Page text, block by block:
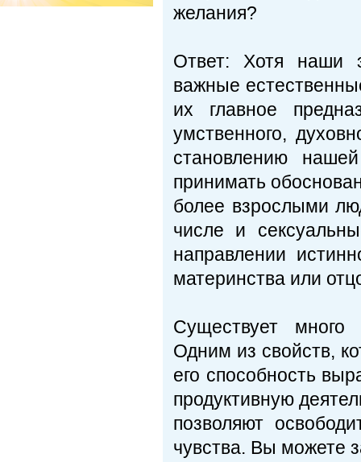
желания?
Ответ: Хотя наши
важные
их главное
умственного,
становлению
принимать
более взрослыми
числе и
направлении
мате­ринства или
Существует много
Одним из свойств,
его способность
продуктивную
позволяют
чувст­ва. Вы можете